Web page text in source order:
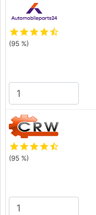
starstarstarstarstar_half
(95 %)
starstarstarstarstar_half
(95 %)